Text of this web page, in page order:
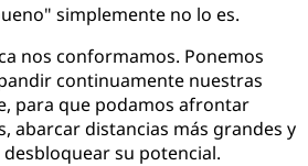
simplemente no lo es.
nos conformamos. Ponemos
continuamente nuestras
para que podamos afrontar
abarcar distancias más grandes y
su potencial.